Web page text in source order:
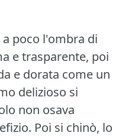
a poco l'ombra di
e trasparente, poi
e dorata come un
delizioso si
non osava
Poi si chinò, lo